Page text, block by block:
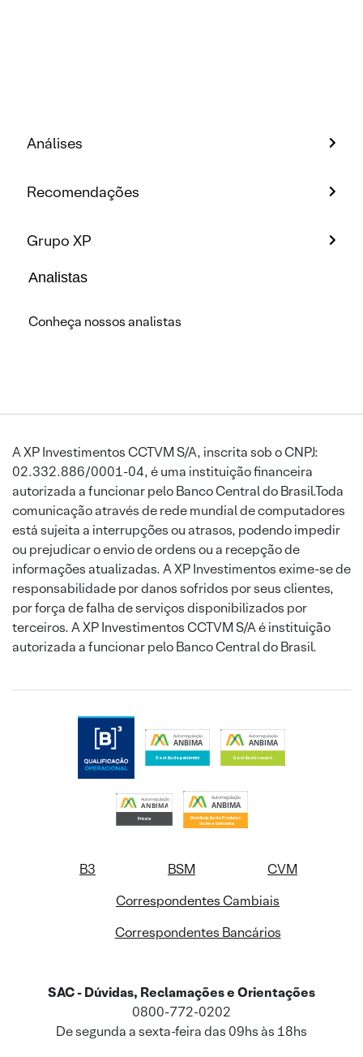
Análises
Recomendações
Grupo XP
Analistas
Conheça nossos analistas
A XP Investimentos CCTVM S/A, inscrita sob o CNPJ:
02.332.886/0001-04, é uma instituição financeira
autorizada a funcionar pelo Banco Central do Brasil.Toda
comunicação através de rede mundial de computadores
está sujeita a interrupções ou atrasos, podendo impedir
ou prejudicar o envio de ordens ou a recepção de
informações atualizadas. A XP Investimentos exime-se de
responsabilidade por danos sofridos por seus clientes,
por força de falha de serviços disponibilizados por
terceiros. A XP Investimentos CCTVM S/A é instituição
autorizada a funcionar pelo Banco Central do Brasil.
B3 BSM
CVM
Correspondentes Cambiais
Correspondentes Bancários
SAC - Dúvidas, Reclamações e Orientações
0800-772-0202
De segunda a sexta-feira das 09hs às 18hs